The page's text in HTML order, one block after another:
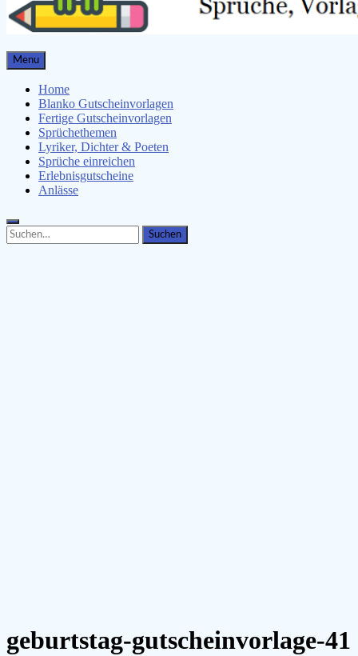
Gutscheinspruch.de
Gutscheinsprüche & Gutscheinvorlagen finden
Menu
Home
Blanko Gutscheinvorlagen
Fertige Gutscheinvorlagen
Sprüchethemen
Lyriker, Dichter & Poeten
Sprüche einreichen
Erlebnisgutscheine
Anlässe
Search
for:
Search
geburtstag-gutscheinvorlage-41